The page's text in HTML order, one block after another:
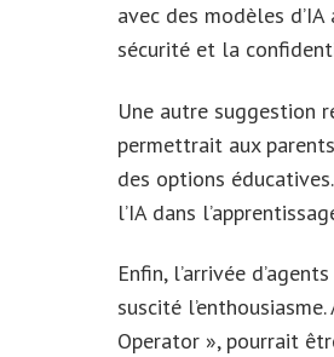
avec des modèles
sécurité et la
Une autre suggestion
permettrait aux
des options
l’IA dans
Enfin, l’arrivée
suscité
Operator », pourrait